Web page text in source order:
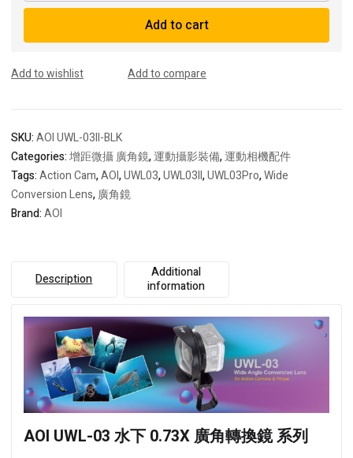
03
Action
Wide
Lens
quantity
Add to cart
Add to wishlist Add to compare
SKU:AOI UWL-03II-BLK
Categories:增距微攝 廣角鏡,運動攝影裝備,運動相機配件
Tags:Action Cam,AOI,UWL03,UWL03II,UWL03Pro,Wide
Conversion Lens,廣角鏡
Brand:AOI
Description
Additional
information
AOI UWL-03 水下 0.73X廣角轉換鏡 系列